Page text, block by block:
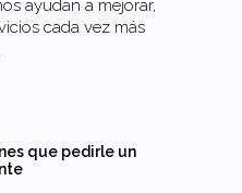
ayudan a mejorar,
cada vez más
que pedirle un